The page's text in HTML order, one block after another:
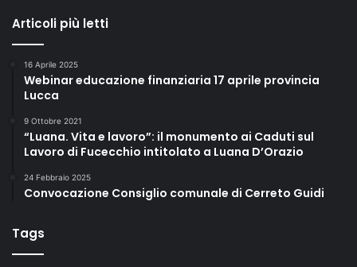
Articoli più letti
16 Aprile 2025
Webinar educazione finanziaria 17 aprile provincia
Lucca
9 Ottobre 2021
“Luana. Vita e lavoro”: il monumento ai Caduti sul
Lavoro di Fucecchio intitolato a Luana D’Orazio
24 Febbraio 2025
Convocazione Consiglio comunale di Cerreto Guidi
Tags